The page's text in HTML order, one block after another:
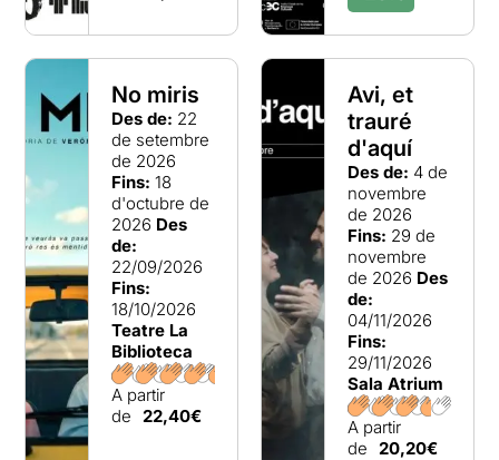
No miris
Des de: 22
de setembre
de 2026
Fins: 18
d'octubre de
2026 Des
de:
22/09/2026
Fins:
18/10/2026
Teatre La
Biblioteca
A partir
de 22,40€
Avi, et
trauré
d'aquí
Des de: 4 de
novembre
de 2026
Fins: 29 de
novembre
de 2026 Des
de:
04/11/2026
Fins:
29/11/2026
Sala Atrium
A partir
de 20,20€